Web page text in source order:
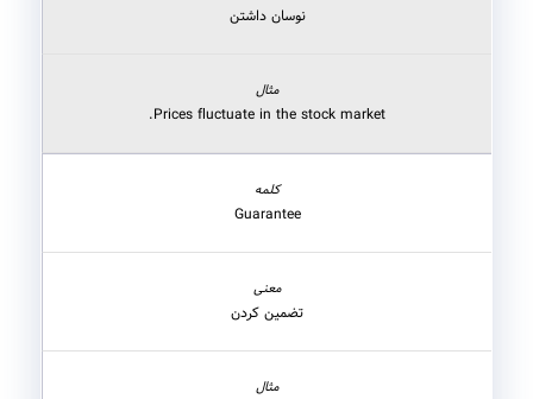
نوسان داشتن
Prices fluctuate in the stock market.
Guarantee
تضمین کردن